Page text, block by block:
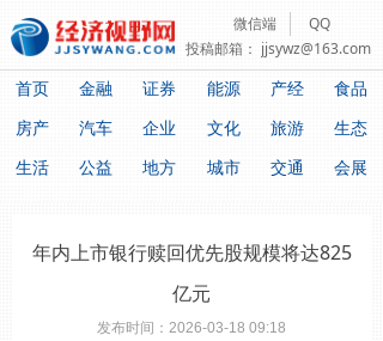
首页 金融 证券 能源 产经 食品
微信端
QQ
投稿邮箱： jjsywz@163.com
房产 汽车 企业 文化 旅游
生态
生活
公益 地方 城市 交通 会展
年内上市银行赎回优先股规模将达825
亿元
发布时间： 2026-03-18 09:18